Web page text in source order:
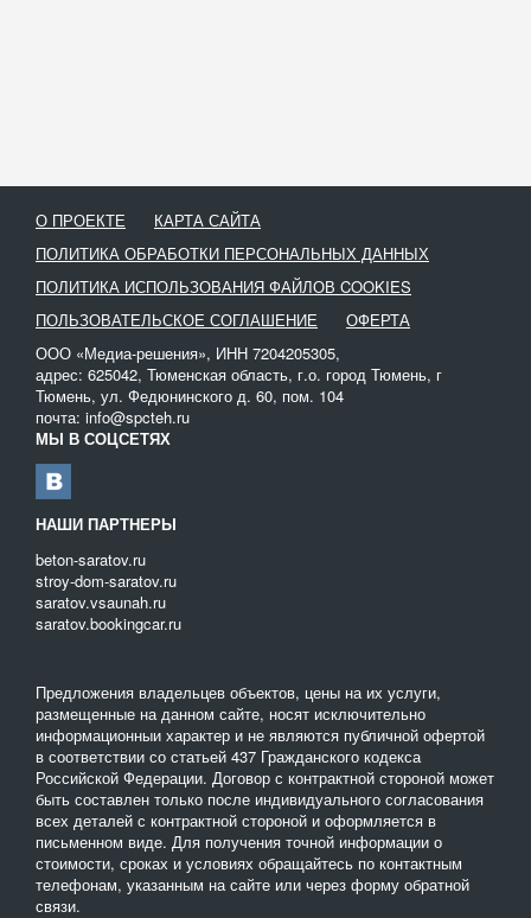
О ПРОЕКТЕ
КАРТА САЙТА
ПОЛИТИКА ОБРАБОТКИ ПЕРСОНАЛЬНЫХ ДАННЫХ
ПОЛИТИКА ИСПОЛЬЗОВАНИЯ ФАЙЛОВ COOKIES
ПОЛЬЗОВАТЕЛЬСКОЕ СОГЛАШЕНИЕ
ОФЕРТА
ООО «Медиа-решения», ИНН 7204205305,
адрес: 625042, Тюменская область, г.о. город Тюмень, г
Тюмень, ул. Федюнинского д. 60, пом. 104
почта: info@spcteh.ru
МЫ В СОЦСЕТЯХ
НАШИ ПАРТНЕРЫ
beton-saratov.ru
stroy-dom-saratov.ru
saratov.vsaunah.ru
saratov.bookingcar.ru
Предложения владельцев объектов, цены на их услуги,
размещенные на данном сайте, носят исключительно
информационныи характер и не являются публичной офертой
в соответствии со статьей 437 Гражданского кодекса
Российской Федерации. Договор с контрактной стороной может
быть составлен только после индивидуального согласования
всех деталей с контрактной стороной и оформляется в
письменном виде. Для получения точной информации о
стоимости, сроках и условиях обращайтесь по контактным
телефонам, указанным на сайте или через форму обратной
связи.